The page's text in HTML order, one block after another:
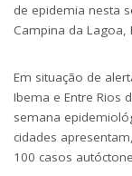
de epidemia nesta
Campina da Lagoa,
Em situação de
Ibema e Entre Rios
semana
cidades
100 casos